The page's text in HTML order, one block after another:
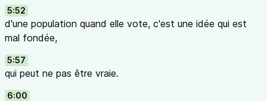
5:52
d'une population quand elle vote, c'est une idée qui est
mal fondée,
5:57
qui peut ne pas être vraie.
6:00